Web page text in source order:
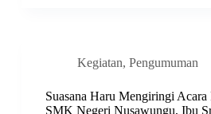
Kegiatan, Pengumuman
Suasana Haru Mengiringi Acara
SMK Negeri Nusawungu, Ibu